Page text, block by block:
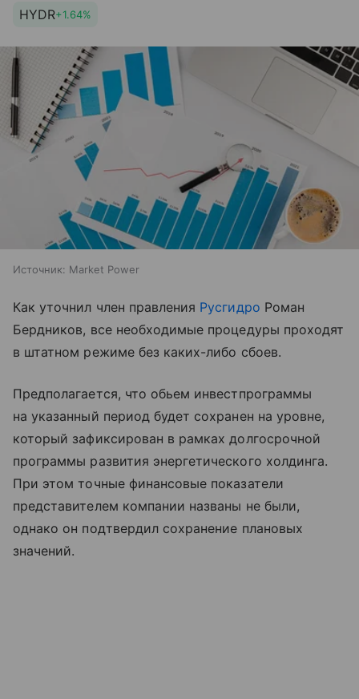
HYDR+1.64%
Источник: Market Power
Как уточнил член правления Русгидро Роман
Бердников, все необходимые процедуры проходят
в штатном режиме без каких-либо сбоев.
Предполагается, что обьем инвестпрограммы
на указанный период будет сохранен на уровне,
который зафиксирован в рамках долгосрочной
программы развития энергетического холдинга.
При этом точные финансовые показатели
представителем компании названы не были,
однако он подтвердил сохранение плановых
значений.